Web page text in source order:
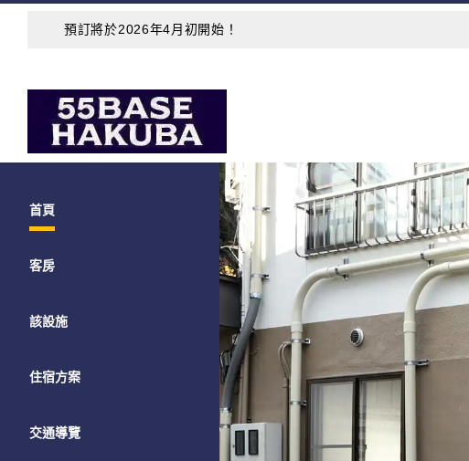
預訂將於2026年4月初開始！
首頁
客房
該設施
住宿方案
交通導覽